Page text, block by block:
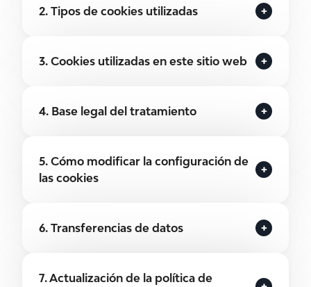
2. Tipos de cookies utilizadas
3. Cookies utilizadas en este sitio web
4. Base legal del tratamiento
5. Cómo modificar la configuración de
las cookies
6. Transferencias de datos
7. Actualización de la política de